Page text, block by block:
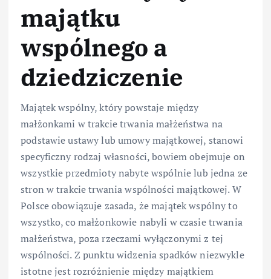
majątku
wspólnego a
dziedziczenie
Majątek wspólny, który powstaje między
małżonkami w trakcie trwania małżeństwa na
podstawie ustawy lub umowy majątkowej, stanowi
specyficzny rodzaj własności, bowiem obejmuje on
wszystkie przedmioty nabyte wspólnie lub jedna ze
stron w trakcie trwania wspólności majątkowej. W
Polsce obowiązuje zasada, że majątek wspólny to
wszystko, co małżonkowie nabyli w czasie trwania
małżeństwa, poza rzeczami wyłączonymi z tej
wspólności. Z punktu widzenia spadków niezwykle
istotne jest rozróżnienie między majątkiem